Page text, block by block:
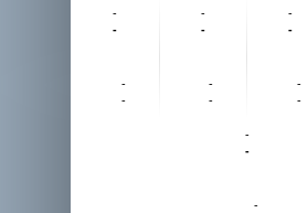
-
-
-
-
-
-
-
-
-
-
-
-
-
-
-